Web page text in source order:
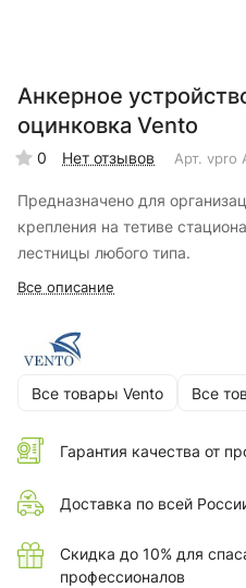
Анкерное
оцинковка Vento
0 Нет отзывов Арт. vpro
Предназначено для
крепления на тетиве
лестницы любого типа.
Все описание
Все товары Vento Все
Гарантия качества от
Доставка по всей
Скидка до 10% для
профессионалов